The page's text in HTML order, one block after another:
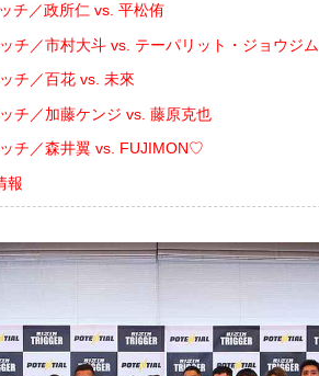
チ／政所仁 vs. 平松侑
チ／市村大斗 vs. テーパリット・ジョウジム
チ／百花 vs. 未來
チ／加藤ケンジ vs. 藤原克也
チ／森井翼 vs. FUJIMON♡
報